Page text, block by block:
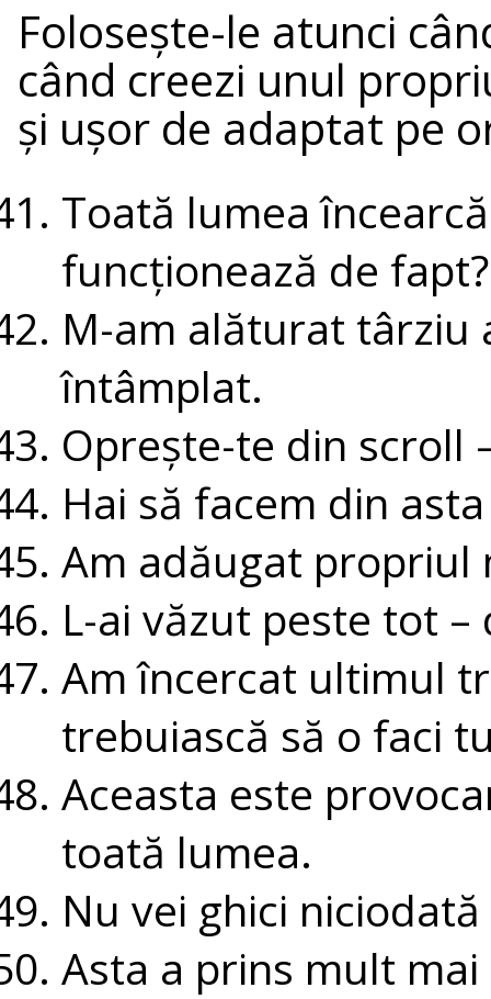
Folosește-le atunci
când creezi unul
și ușor de adaptat pe
Toată lumea
funcționează de fapt?
M-am alăturat târziu
întâmplat.
Oprește-te din scroll
Hai să facem din
Am adăugat
L-ai văzut peste tot –
Am încercat ultimul
trebuiască să o faci
Aceasta este
toată lumea.
Nu vei ghici
Asta a prins mult